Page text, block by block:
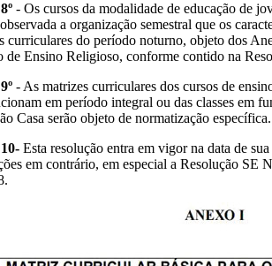
- Os cursos da modalidade de educação de
a organização semestral que os
curriculares do período noturno, objeto dos
de Ensino Religioso, conforme contido na
- As matrizes curriculares dos cursos de
em período integral ou das classes em
Casa serão objeto de normatização específica.
Esta resolução entra em vigor na data de
em contrário, em especial a Resolução SE